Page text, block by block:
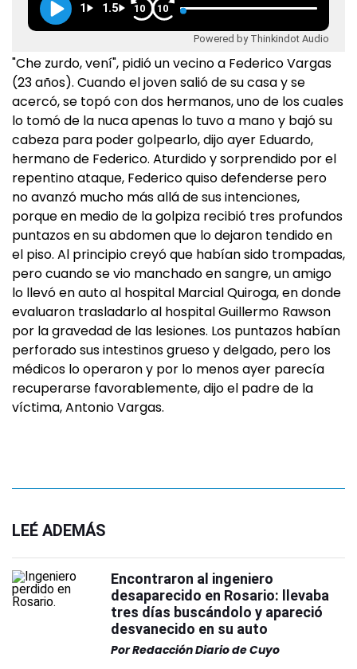
1 1.5 10 10
Powered by Thinkindot Audio
"Che zurdo, vení", pidió un vecino a Federico Vargas
(23 años). Cuando el joven salió de su casa y se
acercó, se topó con dos hermanos, uno de los cuales
lo tomó de la nuca apenas lo tuvo a mano y bajó su
cabeza para poder golpearlo, dijo ayer Eduardo,
hermano de Federico. Aturdido y sorprendido por el
repentino ataque, Federico quiso defenderse pero
no avanzó mucho más allá de sus intenciones,
porque en medio de la golpiza recibió tres profundos
puntazos en su abdomen que lo dejaron tendido en
el piso. Al principio creyó que habían sido trompadas,
pero cuando se vio manchado en sangre, un amigo
lo llevó en auto al hospital Marcial Quiroga, en donde
evaluaron trasladarlo al hospital Guillermo Rawson
por la gravedad de las lesiones. Los puntazos habían
perforado sus intestinos grueso y delgado, pero los
médicos lo operaron y por lo menos ayer parecía
recuperarse favorablemente, dijo el padre de la
víctima, Antonio Vargas.
LEÉ ADEMÁS
Encontraron al ingeniero
desaparecido en Rosario: llevaba
tres días buscándolo y apareció
desvanecido en su auto
PorRedacción Diario de Cuyo